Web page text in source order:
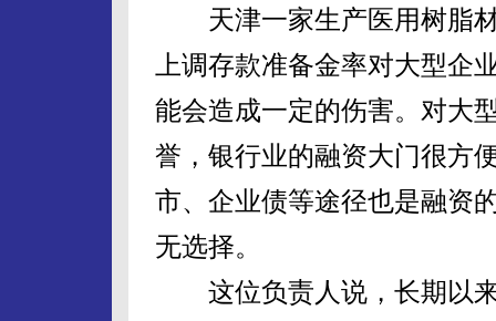
天津一家生产医用树脂材
上调存款准备金率对大型企
能会造成一定的伤害。对大
誉，银行业的融资大门很方
市、企业债等途径也是融资
无选择。
这位负责人说，长期以来